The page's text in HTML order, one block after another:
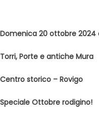
Domenica 20 ottobre 2024
Torri, Porte e antiche Mura
Centro storico – Rovigo
Speciale Ottobre rodigino!